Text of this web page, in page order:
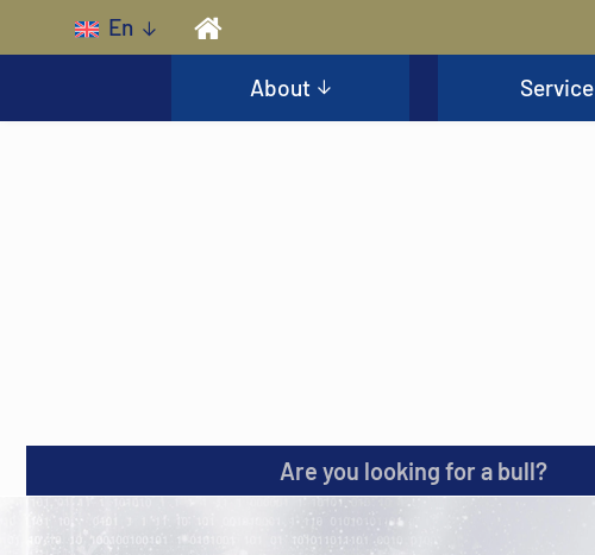
Skip to main content
En
About Service
Are you looking for a bull?